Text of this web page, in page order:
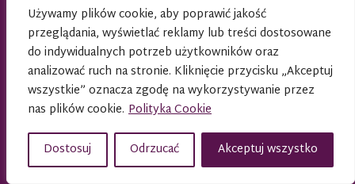
Używamy plików cookie, aby poprawić jakość
przeglądania, wyświetlać reklamy lub treści dostosowane
do indywidualnych potrzeb użytkowników oraz
analizować ruch na stronie. Kliknięcie przycisku „Akceptuj
wszystkie” oznacza zgodę na wykorzystywanie przez
nas plików cookie. Polityka Cookie
Dostosuj
Odrzucać Akceptuj wszystko